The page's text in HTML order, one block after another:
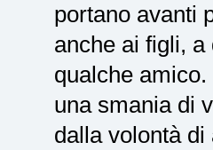
portano avanti
anche ai figli,
qualche
una smania di
dalla volontà di